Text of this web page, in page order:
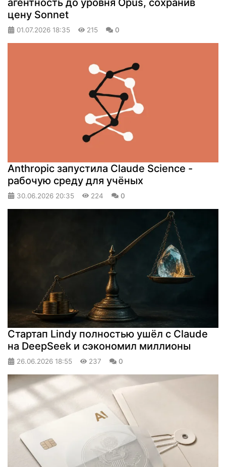
агентность до уровня Opus, сохранив
цену Sonnet
01.07.2026 18:35 215 0
Anthropic запустила Claude Science -
рабочую среду для учёных
30.06.2026 20:35 224 0
Стартап Lindy полностью ушёл с Claude
на DeepSeek и сэкономил миллионы
26.06.2026 18:55 237 0